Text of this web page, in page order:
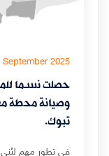
September 2025
حصلت نسما
وصيانة محطة
تبوك.
في تطور مهم لبُنى